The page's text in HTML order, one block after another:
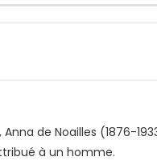
de Noailles (1876-
à un homme.